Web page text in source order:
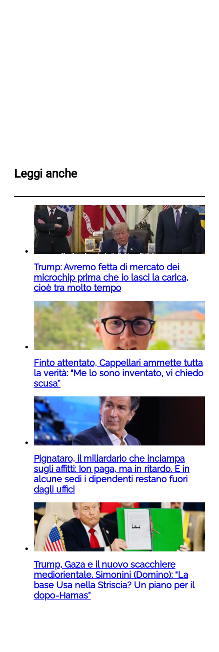
Leggi anche
Trump: Avremo fetta di mercato dei
microchip prima che io lasci la carica,
cioè tra molto tempo
Finto attentato, Cappellari ammette tutta
la verità: “Me lo sono inventato, vi chiedo
scusa”
Pignataro, il miliardario che inciampa
sugli affitti: Ion paga, ma in ritardo. E in
alcune sedi i dipendenti restano fuori
dagli uffici
Trump, Gaza e il nuovo scacchiere
mediorientale. Simonini (Domino): “La
base Usa nella Striscia? Un piano per il
dopo-Hamas”